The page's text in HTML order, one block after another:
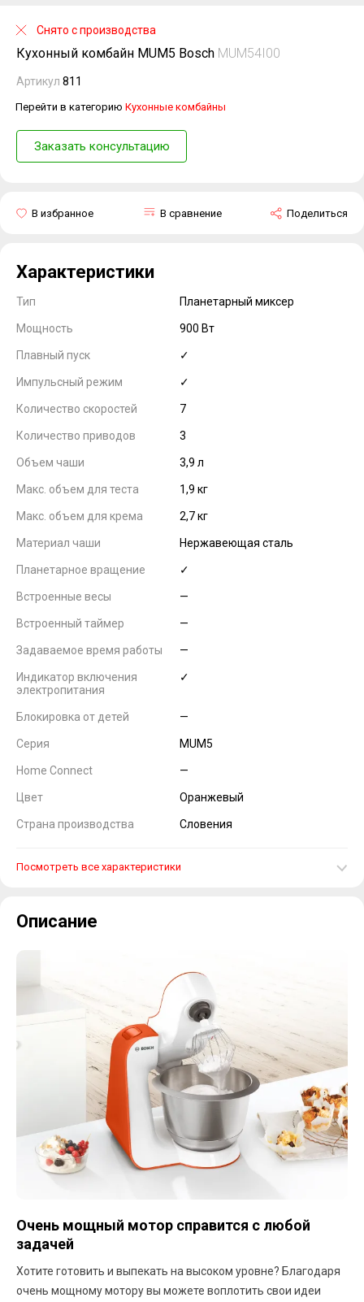
Кухонный комбайн MUM5 Bosch MUM54I00
Артикул 811
Перейти в категорию Кухонные комбайны
Заказать консультацию
Поделиться
В сравнение
В избранное
Снято с производства
Характеристики
Тип Планетарный миксер
Мощность 900 Вт
Плавный пуск ✓
Импульсный режим ✓
Количество скоростей 7
Количество приводов 3
Объем чаши 3,9 л
Макс. объем для теста 1,9 кг
Макс. объем для крема 2,7 кг
Материал чаши Нержавеющая сталь
Планетарное вращение ✓
Встроенные весы —
Встроенный таймер —
Задаваемое время работы —
Индикатор включения
электропитания
✓
Блокировка от детей —
Серия MUM5
Home Connect —
Цвет Оранжевый
Страна производства Словения
Посмотреть все характеристики
Описание
Очень мощный мотор справится с любой
задачей
Хотите готовить и выпекать на высоком уровне? Благодаря
очень мощному мотору вы можете воплотить свои идеи